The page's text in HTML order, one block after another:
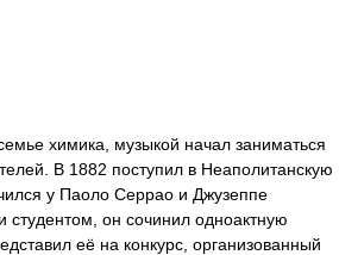
химика, музыкой начал заниматься
В 1882 поступил в Неаполитанскую
у Паоло Серрао и Джузеппе
студентом, он сочинил одноактную
её на конкурс, организованный